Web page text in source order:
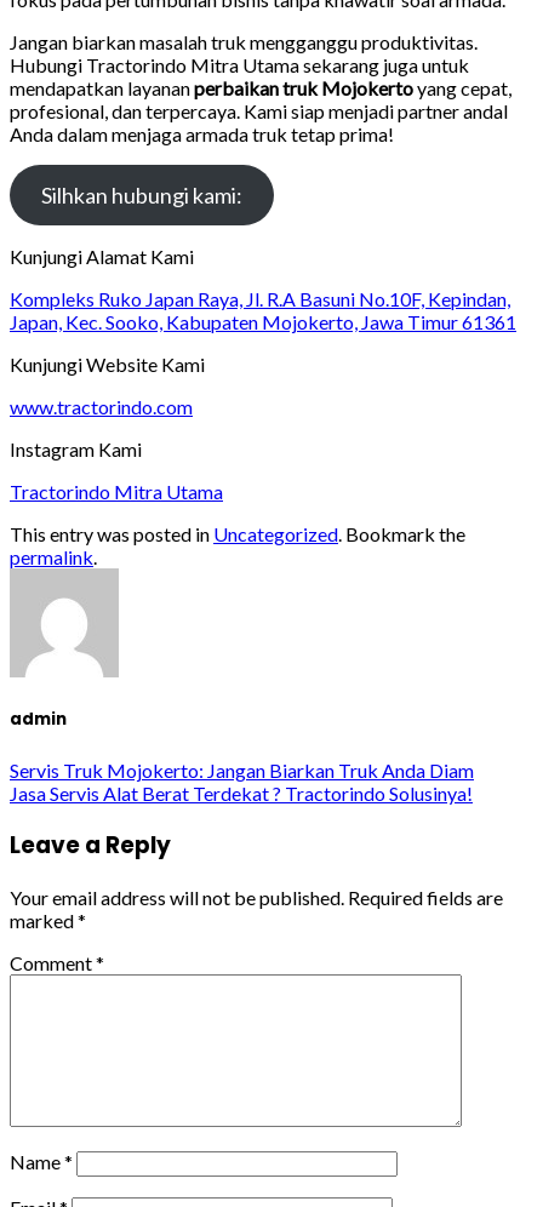
Jangan biarkan masalah truk mengganggu produktivitas.
Hubungi Tractorindo Mitra Utama sekarang juga untuk
mendapatkan layananperbaikan truk Mojokertoyang cepat,
profesional, dan terpercaya. Kami siap menjadi partner andal
Anda dalam menjaga armada truk tetap prima!
Silhkan hubungi kami:
Kunjungi Alamat Kami
Kompleks Ruko Japan Raya, Jl. R.A Basuni No.10F, Kepindan,
Japan, Kec. Sooko, Kabupaten Mojokerto, Jawa Timur 61361
Kunjungi Website Kami
www.tractorindo.com
Instagram Kami
Tractorindo Mitra Utama
This entry was posted in Uncategorized . Bookmark the
permalink
admin
Servis Truk Mojokerto: Jangan Biarkan Truk Anda Diam
Jasa Servis Alat Berat Terdekat ? Tractorindo Solusinya!
Leave a Reply
Your email address will not be published. Required fields are
marked*
Comment*
Name*